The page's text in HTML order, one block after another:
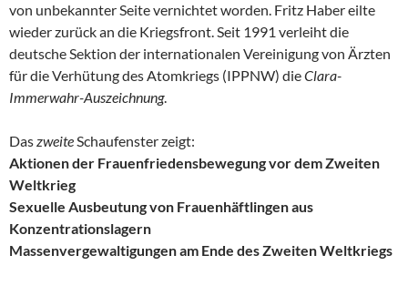
von unbekannter Seite vernichtet worden. Fritz Haber eilte
wieder zurück an die Kriegsfront. Seit 1991 verleiht die
deutsche Sektion der internationalen Vereinigung von Ärzten
für die Verhütung des Atomkriegs (IPPNW) dieClara-
Immerwahr-Auszeichnung.
DaszweiteSchaufenster zeigt:
Aktionen der Frauenfriedensbewegung vor dem Zweiten
Weltkrieg
Sexuelle Ausbeutung von Frauenhäftlingen aus
Konzentrationslagern
Massenvergewaltigungen am Ende des Zweiten Weltkriegs